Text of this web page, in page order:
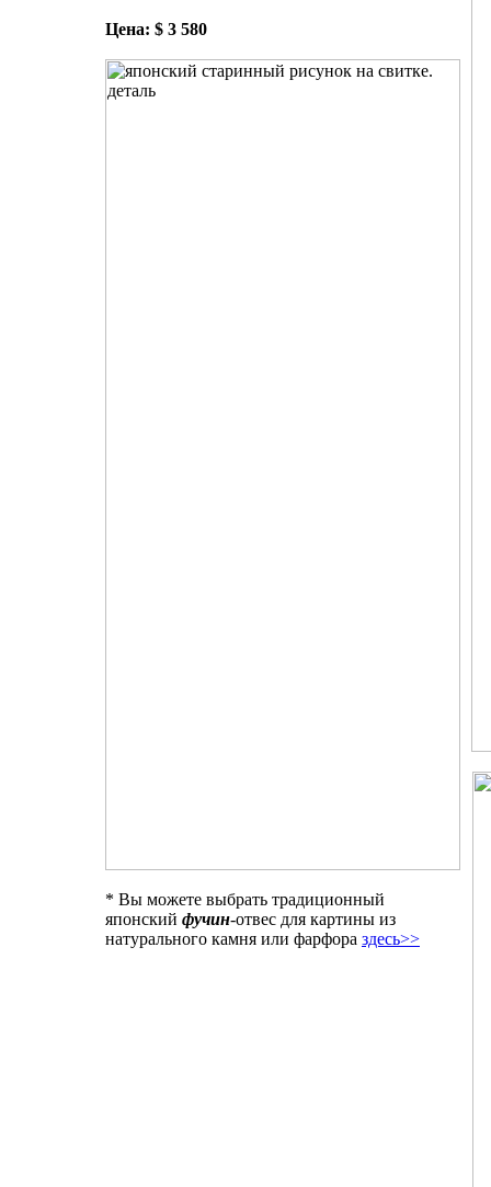
Цена: $ 3 580
* Вы можете выбрать традиционный
японский фучин-отвес для картины из
натурального камня или фарфора здесь>>